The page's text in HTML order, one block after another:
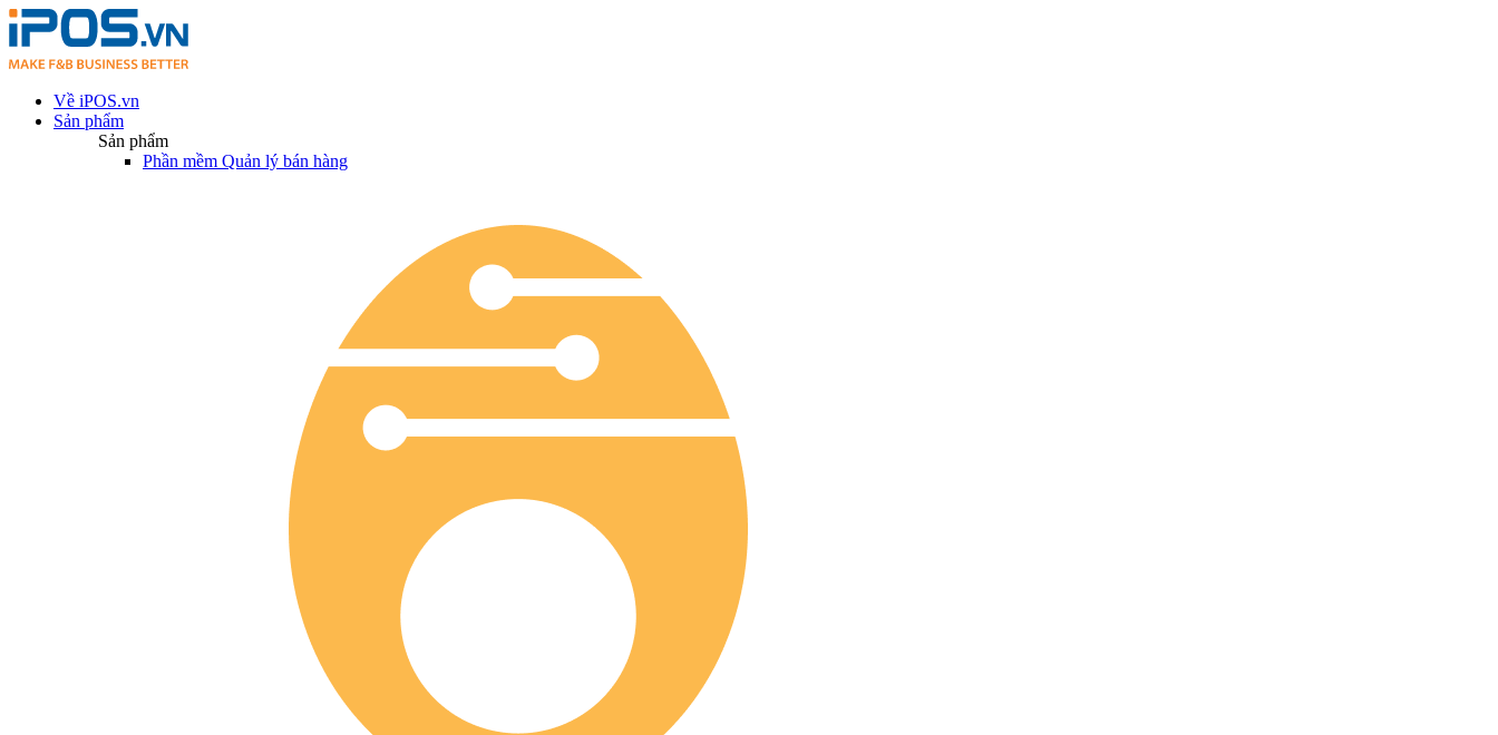
Về iPOS.vn
Sản phẩm
Sản phẩm
Phần mềm Quản lý bán hàng